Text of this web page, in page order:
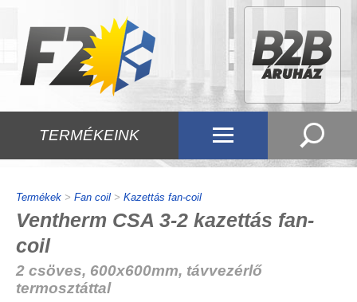
TERMÉKEINK
Termékek > Fan coil > Kazettás fan-coil
Ventherm CSA 3-2 kazettás fan-
coil
2 csöves, 600x600mm, távvezérlő
termosztáttal